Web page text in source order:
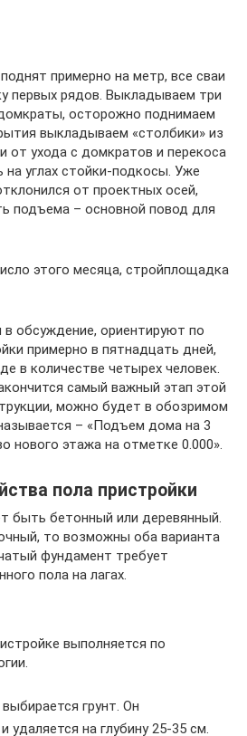
примерно на метр, все сваи
первых рядов. Выкладываем три
осторожно поднимаем
выкладываем «столбики» из
от ухода с домкратов и перекоса
углах стойки-подкосы. Уже
от проектных осей,
подъема – основной повод для
этого месяца, стройплощадка
обсуждение, ориентируют по
примерно в пятнадцать дней,
в количестве четырех человек.
самый важный этап этой
можно будет в обозримом
– «Подъем дома на 3
нового этажа на отметке 0.000».
пола пристройки
быть бетонный или деревянный.
то возможны оба варианта
фундамент требует
пола на лагах.
выполняется по
грунт. Он
удаляется на глубину 25-35 см.